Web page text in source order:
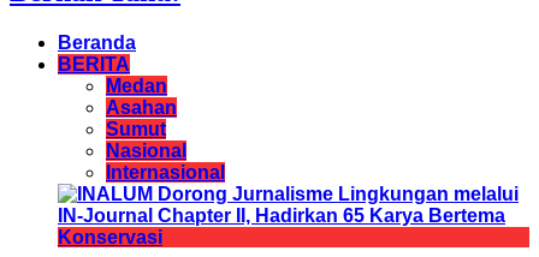
Beranda
BERITA
Medan
Asahan
Sumut
Nasional
Internasional